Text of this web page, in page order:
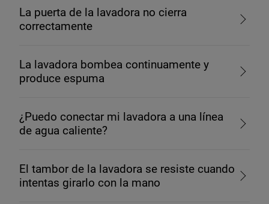
La puerta de la lavadora no cierra
correctamente
La lavadora bombea continuamente y
produce espuma
¿Puedo conectar mi lavadora a una línea
de agua caliente?
El tambor de la lavadora se resiste cuando
intentas girarlo con la mano